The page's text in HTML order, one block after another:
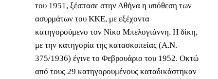
του 1951, ξέσπασε στην Αθήνα η υπόθεση των
ασυρμάτων του ΚΚΕ, με εξέχοντα
κατηγορούμενο τον Νίκο Μπελογιάννη. Η δίκη,
με την κατηγορία της κατασκοπείας (Α.Ν.
375/1936) έγινε το Φεβρουάριο του 1952. Οκτώ
από τους 29 κατηγορουμένους καταδικάστηκαν